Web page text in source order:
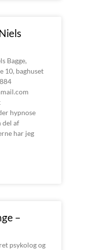
Bagge,
10, baghuset
hypnose
del af
har jeg
–
psykolog og